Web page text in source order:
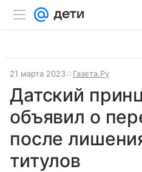
21 марта 2023 Газета.Ру
Датский
объявил о
после
титулов